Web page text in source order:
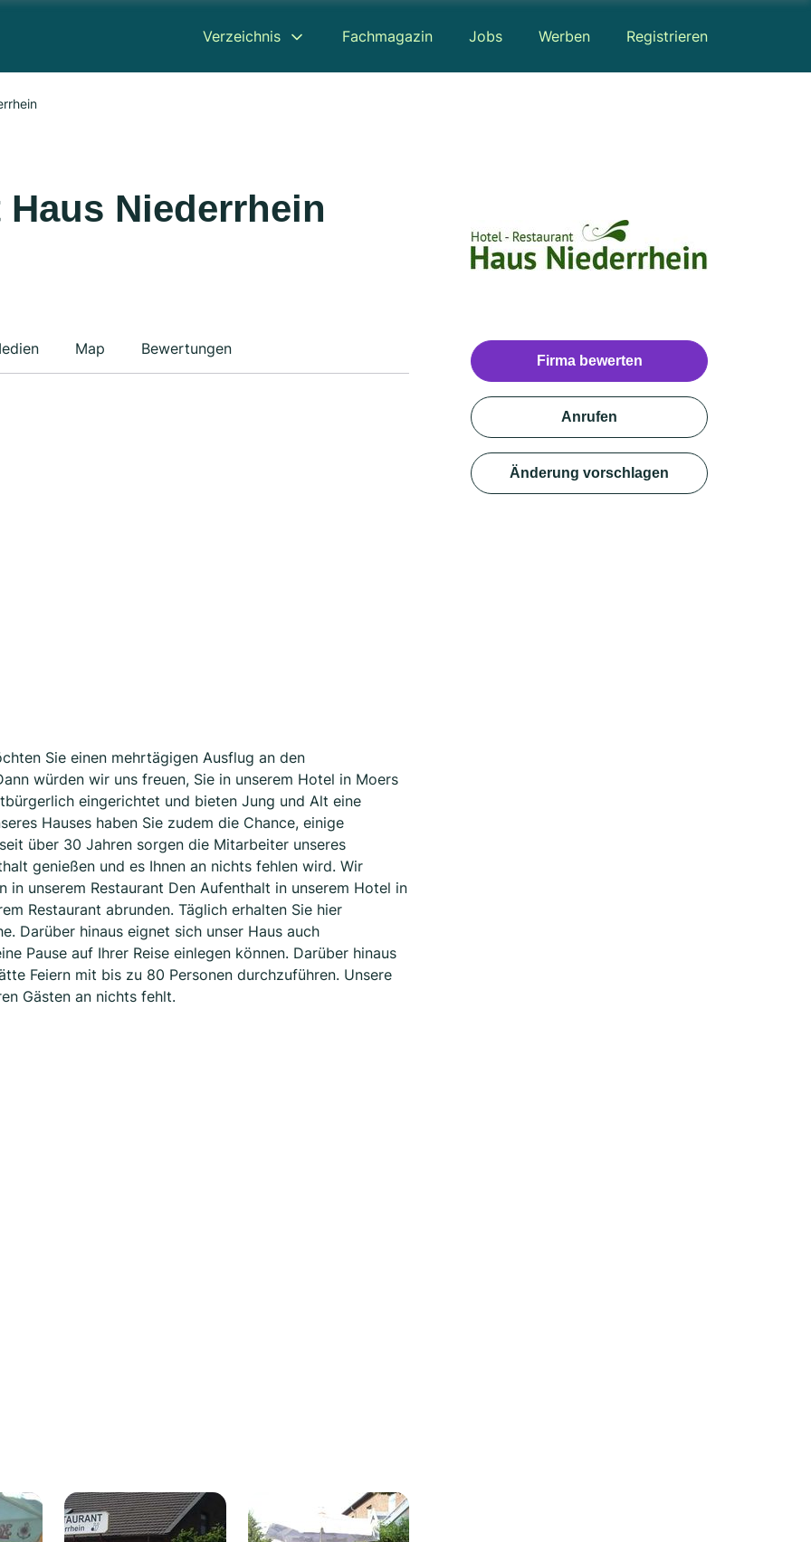
Verzeichnis Fachmagazin Jobs Werben Registrieren
Niederrhein
Map Bewertungen
Sie einen mehrtägigen Ausflug an den
würden wir uns freuen, Sie in unserem Hotel in Moers
eingerichtet und bieten Jung und Alt eine
Hauses haben Sie zudem die Chance, einige
über 30 Jahren sorgen die Mitarbeiter unseres
genießen und es Ihnen an nichts fehlen wird. Wir
in unserem Restaurant Den Aufenthalt in unserem Hotel in
Restaurant abrunden. Täglich erhalten Sie hier
Darüber hinaus eignet sich unser Haus auch
Pause auf Ihrer Reise einlegen können. Darüber hinaus
Feiern mit bis zu 80 Personen durchzuführen. Unsere
Gästen an nichts fehlt.
Firma bewerten
Anrufen
Änderung vorschlagen